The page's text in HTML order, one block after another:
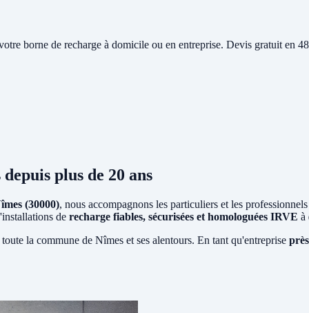
borne de recharge à domicile ou en entreprise. Devis gratuit en
depuis plus de 20 ans
(30000), nous accompagnons les particuliers et les professionnels
de recharge fiables, sécurisées et homologuées IRVE à
la commune de Nîmes et ses alentours. En tant qu'entreprise